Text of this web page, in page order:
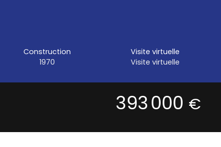
Construction
1970
Visite virtuelle
Visite virtuelle
393 000 €